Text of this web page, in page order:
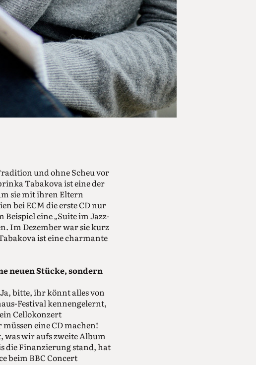
und ohne Scheu vor
Tabakova ist eine der
sie mit ihren Eltern
bei ECM die erste CD nur
eine „Suite im Jazz-
Im Dezember war sie kurz
ist eine charmante
neuen Stücke, sondern
bitte, ihr könnt alles von
Festival kennengelernt,
Cellokonzert
eine CD machen!
was wir aufs zweite Album
die Finanzierung stand, hat
beim BBC Concert